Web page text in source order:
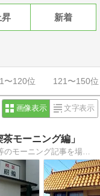
昇 新着
〜120位 121〜150位
画像表示 文字表示
モーニング編」